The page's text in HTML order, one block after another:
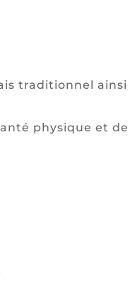
traditionnel
physique et